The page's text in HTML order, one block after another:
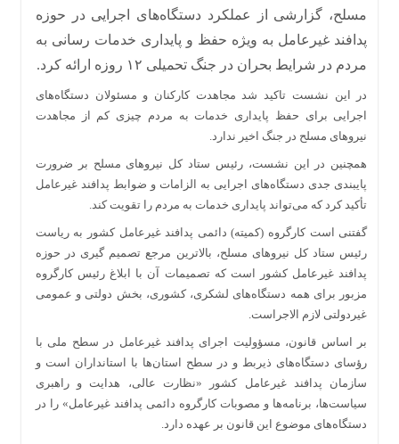
مسلح، گزارشی از عملکرد دستگاه‌های اجرایی در حوزه
پدافند غیرعامل به ویژه حفظ و پایداری خدمات رسانی به
مردم در شرایط بحران در جنگ تحمیلی ۱۲ روزه ارائه کرد.
در این نشست تاکید شد مجاهدت کارکنان و مسئولان دستگاه‌های
اجرایی برای حفظ پایداری خدمات به مردم چیزی کم از مجاهدت
نیرو‌های مسلح در جنگ اخیر ندارد.
همچنین در این نشست، رئیس ستاد کل نیرو‌های مسلح بر ضرورت
پایبندی جدی دستگاه‌های اجرایی به الزامات و ضوابط پدافند غیرعامل
تأکید کرد که می‌تواند پایداری خدمات به مردم را تقویت کند.
گفتنی است کارگروه (کمیته) دائمی پدافند غیرعامل کشور به ریاست
رئیس ستاد کل نیرو‌های مسلح، بالاترین مرجع تصمیم گیری در حوزه
پدافند غیرعامل کشور است که تصمیمات آن با ابلاغ رئیس کارگروه
مزبور برای همه دستگاه‌های لشکری، کشوری، بخش دولتی و عمومی
غیردولتی لازم الاجراست.
بر اساس قانون، مسؤولیت اجرای پدافند غیرعامل در سطح ملی با
رؤسای دستگاه‌های ذیربط و در سطح استان‌ها با استانداران است و
سازمان پدافند غیرعامل کشور «نظارت عالی، هدایت و راهبری
سیاست‌ها، برنامه‌ها و مصوبات کارگروه دائمی پدافند غیرعامل» را در
دستگاه‌های موضوع این قانون بر عهده دارد.